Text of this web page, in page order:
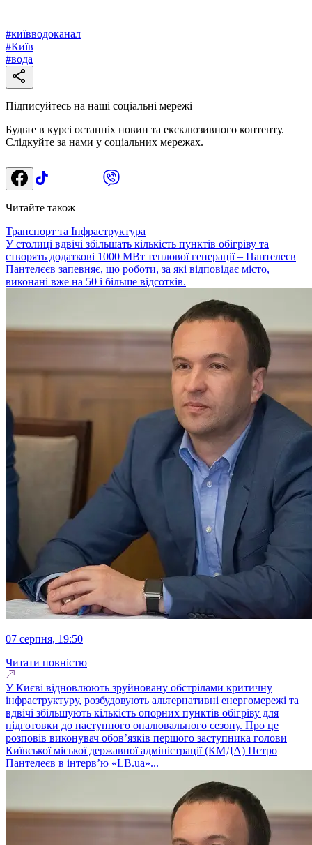
#київводоканал
#Київ
#вода
Підписуйтесь на наші соціальні мережі
Будьте в курсі останніх новин та ексклюзивного контенту.
Слідкуйте за нами у соціальних мережах.
Читайте також
Транспорт та Інфраструктура
У столиці вдвічі збільшать кількість пунктів обігріву та
створять додаткові 1000 МВт теплової генерації – Пантелеєв
Пантелєєв запевняє, що роботи, за які відповідає місто,
виконані вже на 50 і більше відсотків.
07 серпня, 19:50
Читати повністю
У Києві відновлюють зруйновану обстрілами критичну
інфраструктуру, розбудовують альтернативні енергомережі та
вдвічі збільшують кількість опорних пунктів обігріву для
підготовки до наступного опалювального сезону. Про це
розповів виконувач обовʼязків першого заступника голови
Київської міської державної адміністрації (КМДА) Петро
Пантелеєв в інтервʼю «LB.ua»...